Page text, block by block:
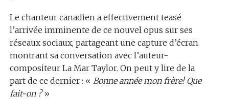
Le chanteur canadien a effectivement teasé
l’arrivée imminente de ce nouvel opus sur ses
réseaux sociaux, partageant une capture d’écran
montrant sa conversation avec l’auteur-
compositeur La Mar Taylor. On peut y lire de la
part de ce dernier : « Bonne année mon frère! Que
fait-on ?»